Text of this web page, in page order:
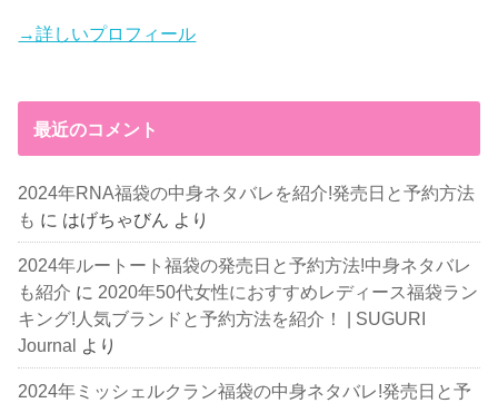
→詳しいプロフィール
最近のコメント
2024年RNA福袋の中身ネタバレを紹介!発売日と予約方法
も に はげちゃびん より
2024年ルートート福袋の発売日と予約方法!中身ネタバレ
も紹介 に 2020年50代女性におすすめレディース福袋ラン
キング!人気ブランドと予約方法を紹介！ | SUGURI
Journal より
2024年ミッシェルクラン福袋の中身ネタバレ!発売日と予